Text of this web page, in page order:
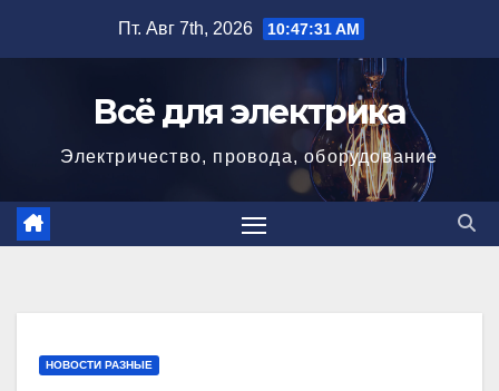
Пт. Авг 7th, 2026 10:47:32 AM
Всё для электрика
Электричество, провода, оборудование
НОВОСТИ РАЗНЫЕ